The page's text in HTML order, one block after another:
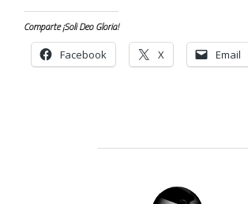
Comparte ¡Soli Deo Gloria!
Facebook X Email
POST AUTHOR